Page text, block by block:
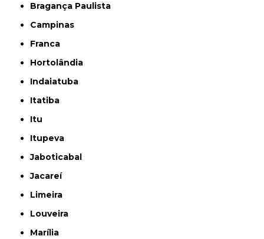
Bragança Paulista
Campinas
Franca
Hortolândia
Indaiatuba
Itatiba
Itu
Itupeva
Jaboticabal
Jacareí
Limeira
Louveira
Marília